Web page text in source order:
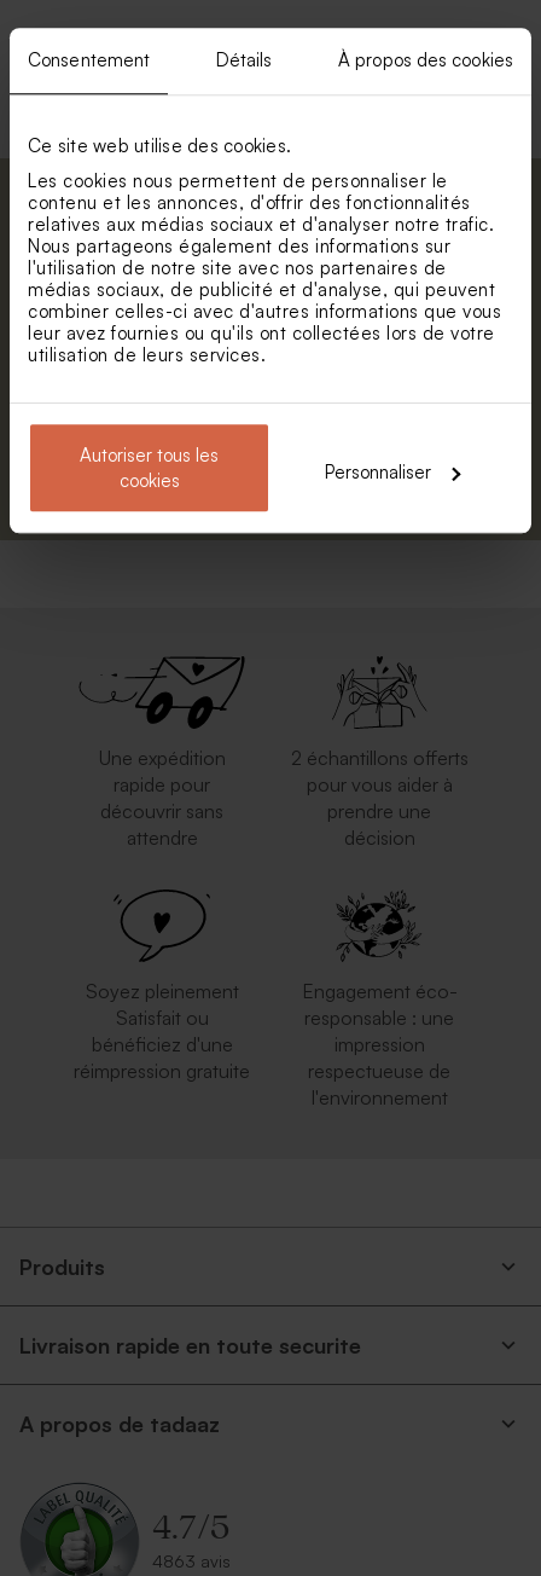
Consentement Détails À propos des cookies
Ce site web utilise des cookies.
Les cookies nous permettent de personnaliser le
contenu et les annonces, d'offrir des fonctionnalités
relatives aux médias sociaux et d'analyser notre trafic.
Nous partageons également des informations sur
l'utilisation de notre site avec nos partenaires de
médias sociaux, de publicité et d'analyse, qui peuvent
combiner celles-ci avec d'autres informations que vous
leur avez fournies ou qu'ils ont collectées lors de votre
utilisation de leurs services.
Autoriser tous les
cookies
Personnaliser
Voir toute la collection Enveloppe
Abonnez-vous à la newsletter et restez
informé. Petite surprise : bénéficiez de 5%
de réduction.
Prénom
E-mail
Une expédition
rapide pour
découvrir sans
attendre
2 échantillons offerts
pour vous aider à
prendre une
décision
Soyez pleinement
Satisfait ou
bénéficiez d'une
réimpression gratuite
Engagement éco-
responsable : une
impression
respectueuse de
l'environnement
Produits
Livraison rapide en toute securite
A propos de tadaaz
4.7/5
4863 avis